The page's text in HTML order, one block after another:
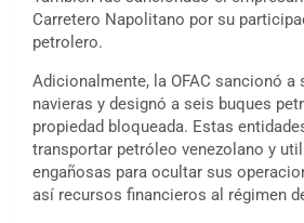
Carretero Napolitano por su
petrolero.
Adicionalmente, la OFAC sancionó a
navieras y designó a seis buques
propiedad bloqueada. Estas
transportar petróleo venezolano y
engañosas para ocultar sus
así recursos financieros al régimen